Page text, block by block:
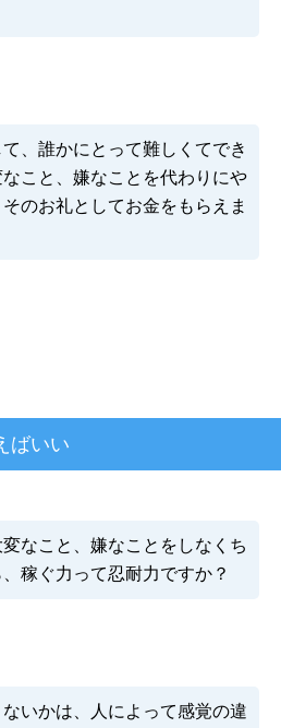
、誰かにとって難しくてでき
こと、嫌なことを代わりにや
のお礼としてお金をもらえま
ばいい
なこと、嫌なことをしなくち
稼ぐ力って忍耐力ですか？
いかは、人によって感覚の違